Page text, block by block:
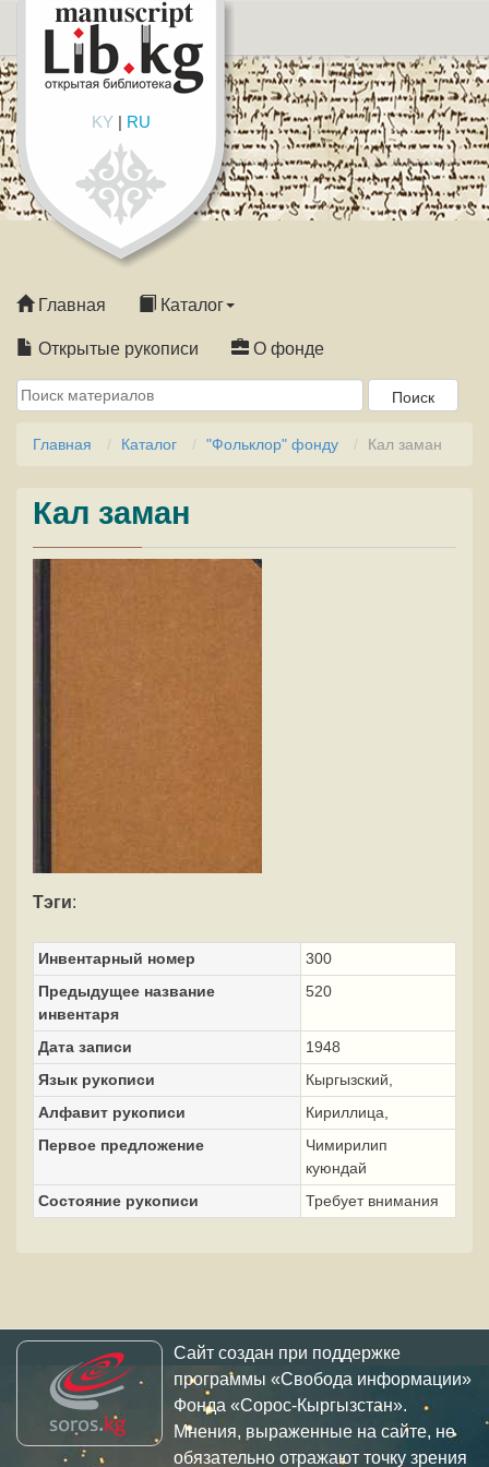
KY| RU
Главная Каталог
Открытые рукописи О фонде
Главная Каталог "Фольклор" фонду Кал заман
Кал заман
Тэги:
Инвентарный номер
300
Предыдущее название
инвентаря
520
Дата записи
1948
Язык рукописи
Кыргызский,
Алфавит рукописи
Кириллица,
Первое предложение
Чимирилип
куюндай
Состояние рукописи
Требует внимания
Сайт создан при поддержке
программы «Свобода информации»
Фонда «Сорос-Кыргызстан».
Мнения, выраженные на сайте, не
обязательно отражают точку зрения